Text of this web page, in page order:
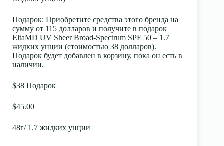
Подарок: Приобретите средства этого бренда на
сумму от 115 долларов и получите в подарок
EltaMD UV Sheer Broad-Spectrum SPF 50 – 1.7
жидких унции (стоимостью 38 долларов).
Подарок будет добавлен в корзину, пока он есть в
наличии.
$38 Подарок
$45.00
48г/ 1.7 жидких унции